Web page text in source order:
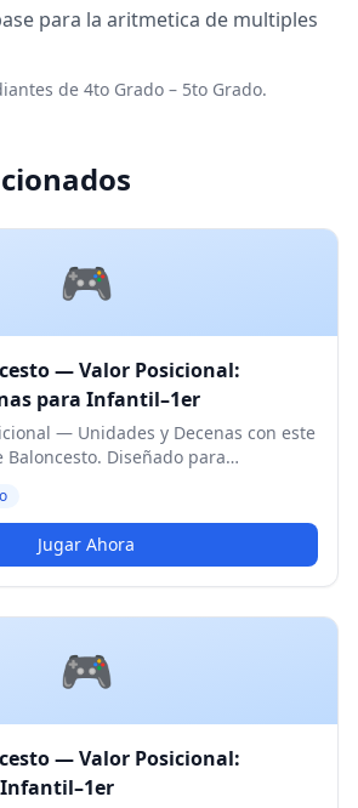
para la aritmetica de multiples
de 4to Grado – 5to Grado.
🎮
— Valor Posicional:
para Infantil–1er
— Unidades y Decenas con este
Diseñado para
Jugar Ahora
🎮
— Valor Posicional: